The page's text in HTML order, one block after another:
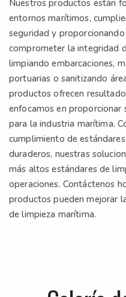
Nuestros productos están
entornos marítimos,
seguridad y
comprometer la integridad
limpiando embarcaciones,
portuarias o sanitizando
productos ofrecen
enfocamos en proporcionar
para la industria marítima.
cumplimiento de
duraderos, nuestras
más altos estándares de
operaciones. Contáctenos
productos pueden mejorar
de limpieza marítima.